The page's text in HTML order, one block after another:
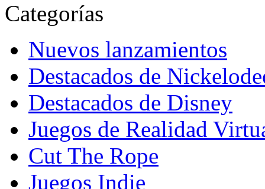
Categorías
Nuevos lanzamientos
Destacados de
Destacados de Disney
Juegos de Realidad
Cut The Rope
Juegos Indie